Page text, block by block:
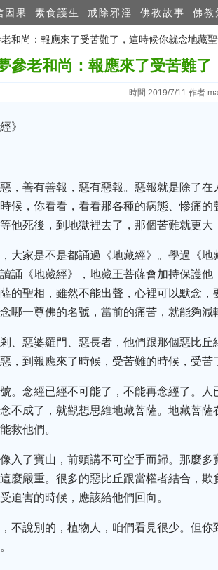
因果 素食護生 戒除邪淫 佛教故事 佛教
和尚：報應來了受苦難了，這時候你就念地藏
參老和尚：報應來了受苦難
時間:2019/7/11 作者
》
，善有善報，惡有惡報。惡報就是除了
候，你看看，看看那各種的病態、慘痛
他死後，到地獄裡去了，那個苦難就更大
大家是不是都誦過《地藏經》。學過《
誦《地藏經》，地藏王菩薩會加持保護
的聖相，雖然不能出聲，心裡可以默念
哪一尊佛的名號，當前的痛苦，就能夠減
、惡婆羅門、惡長者，他們跟那個惡比
，到報應來了時候，受苦難的時候，受苦
。念經已經不可能了，不能再念經了。
不成了，就觀想思維地藏菩薩。地藏菩
救他們。
入了寶山，前頭講不可空手而歸。那麼
麼嚴重。很多的惡比丘跟當權者結合，
迫害的時候，應該給他們回向。
不說別的，植物人，咱們看見很少。但